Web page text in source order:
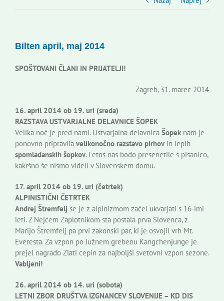
Kontakti
Založništvo
Koristne informacije
Bilten april, maj 2014
SPOŠTOVANI ČLANI IN PRIJATELJI!
Zagreb, 31. marec 2014
16. april 2014 ob 19. uri (sreda)
RAZSTAVA USTVARJALNE DELAVNICE ŠOPEK
Velika noč je pred nami. Ustvarjalna delavnica Šopek nam je
ponovno pripravila velikonočno razstavo pirhov in lepih
spomladanskih šopkov. Letos nas bodo presenetile s pisanico,
kakršno še nismo videli v Slovenskem domu.
17. april 2014 ob 19. uri (četrtek)
ALPINISTIČNI ČETRTEK
Andrej Štremfelj se je z alpinizmom začel ukvarjati s 16-imi
leti. Z Nejcem Zaplotnikom sta postala prva Slovenca, z
Marijo Štremfelj pa prvi zakonski par, ki je osvojil vrh Mt.
Everesta. Za vzpon po Južnem grebenu Kangchenjunge je
prejel nagrado Zlati cepin za najboljši svetovni vzpon sezone.
Vabljeni!
26. april 2014 ob 14. uri (sobota)
LETNI ZBOR DRUŠTVA IZGNANCEV SLOVENIJE – KD DIS